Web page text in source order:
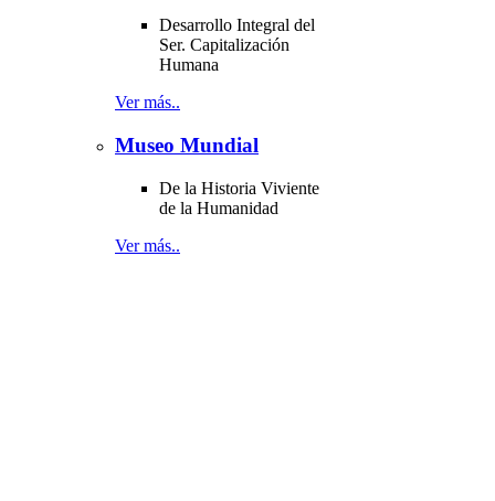
Desarrollo Integral del
Ser. Capitalización
Humana
Ver más..
Museo Mundial
De la Historia Viviente
de la Humanidad
Ver más..